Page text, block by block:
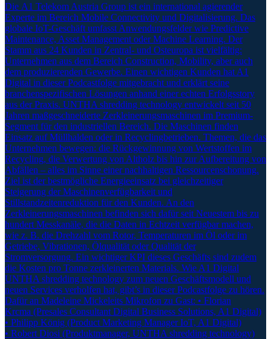
Die A1 Telekom Austria Group ist ein international agierender
Experte im Bereich Mobile Connectivity und Digitalisierung. Das
globale IoT-Geschäft umfasst Anwendungsfelder wie Predictive
Maintenance, Asset Management oder Machine Learning. Der
Stamm aus 24 Kunden in Zentral- und Osteuropa ist vielfältig:
Unternehmen aus dem Bereich Construction, Mobility, aber auch
dem produzierenden Gewerbe. Einen wichtigen Kunden hat A1
Digital in dieser Podcastfolge mitgebracht und erklärt seine
branchenspezifischen Lösungen anhand einer echten Erfolgsstory
aus der Praxis. UNTHA shredding technology entwickelt seit 50
Jahren maßgeschneiderte Zerkleinerungsmaschinen im Premium-
Segment für den industriellen Bereich. Die Maschinen finden
Einsatz auf Müllhalden oder in Recyclingbetrieben. Themen, die das
Unternehmen bewegen: die Rückgewinnung von Wertstoffen im
Recycling, die Verwertung von Altholz bis hin zur Aufbereitung von
Abfällen – alles im Sinne einer nachhaltigen Ressourcenschonung.
Ziel ist der bestmögliche Energieeinsatz bei gleichzeitiger
Steigerung der Maschinenverfügbarkeit und
Stillstandzeitenreduktion für den Kunden. An den
Zerkleinerungsmaschinen befinden sich dafür seit Neuestem bis zu
hundert Messkanäle, die die Daten in Echtzeit verfügbar machen,
wie z. B. die Drehzahl vom Rotor, Temperaturen im Öl oder im
Getriebe, Vibrationen, Ölqualität oder Qualität der
Stromversorgung. Ein wichtiger KPI dieses Geschäfts sind zudem
die Kosten pro Tonne zerkleinerten Materials. Wie A1 Digital
UNTHA shredding technology zum neuen Geschäftsmodell und
neuen Services verholfen hat, gibt’s in dieser Podcastfolge zu hören.
Dafür an Madeleine Mickeleits Mikrofon zu Gast: • Florian
Krcma (Presales Consultant Digital Business Solutions, A1 Digital)
• Philipp König (Product Marketing Manager IoT, A1 Digital)
• Robert Diosi (Produktmanager, UNTHA shredding technology)